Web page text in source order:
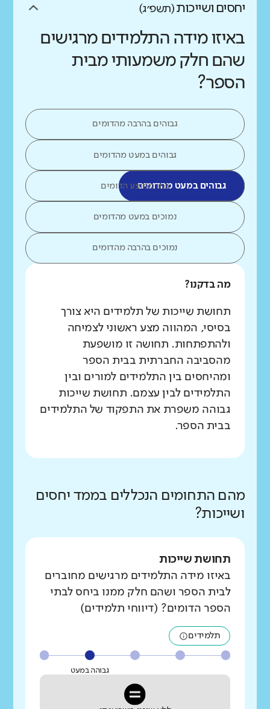
יחסים ושייכות(תשפ״ג)
באיזו מידה התלמידים מרגישים
שהם חלק משמעותי מבית
הספר?
גבוהים בהרבה מהדומים
גבוהים במעט מהדומים
גבוהים במעט מהדומיםכמו ממוצע הדומים
נמוכים במעט מהדומים
נמוכים בהרבה מהדומים
מה בדקנו?
תחושת שייכות של תלמידים היא צורך
בסיסי, המהווה מצע ראשוני לצמיחה
ולהתפתחות. תחושה זו מושפעת
מהסביבה החברתית בבית הספר
ומהיחסים בין התלמידים למורים ובין
התלמידים לבין עצמם. תחושת שייכות
גבוהה משפרת את התפקוד של התלמידים
בבית הספר.
מהם התחומים הנכללים בממד יחסים
ושייכות?
תחושת שייכות
באיזו מידה התלמידים מרגישים מחוברים
לבית הספר ושהם חלק ממנו ביחס לבתי
הספר הדומים? (דיווחי תלמידים)
תלמידים
גבוהה במעט